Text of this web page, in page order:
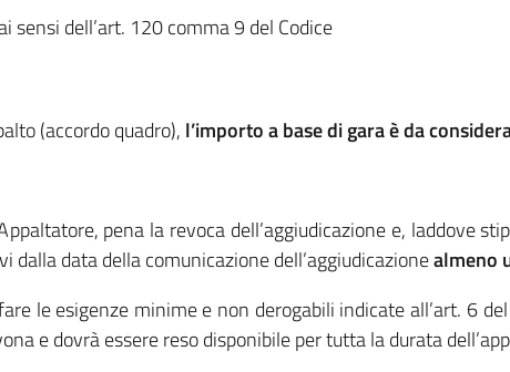
dell’art. 120 comma 9 del Codice
(accordo quadro), l’importo a base di gara è da
pena la revoca dell’aggiudicazione e,
dalla data della comunicazione dell’aggiudicazionealmeno
le esigenze minime e non derogabili indicate all’art. 6
e dovrà essere reso disponibile per tutta la durata